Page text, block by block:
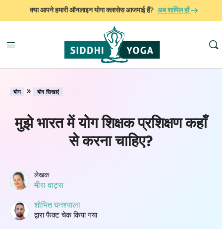
क्या आपने हमारी ऑनलाइन योगा क्लासेस आजमाई हैं? अब शामिल हों
योग » योग सिखाएं
मुझे भारत में योग शिक्षक प्रशिक्षण कहाँ
से करना चाहिए?
लेखक
मीरा वाट्स
शोभित घनश्याला
द्वारा फैक्ट चेक किया गया